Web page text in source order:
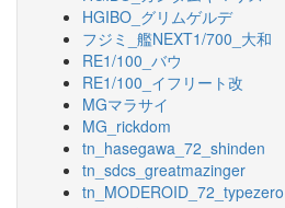
HGIBO_グリムゲルデ
フジミ_艦NEXT1/700_大和
RE1/100_バウ
RE1/100_イフリート改
MGマラサイ
MG_rickdom
tn_hasegawa_72_shinden
tn_sdcs_greatmazinger
tn_MODEROID_72_typezero